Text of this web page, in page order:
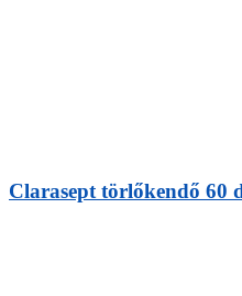
Clarasept törlőkendő 60